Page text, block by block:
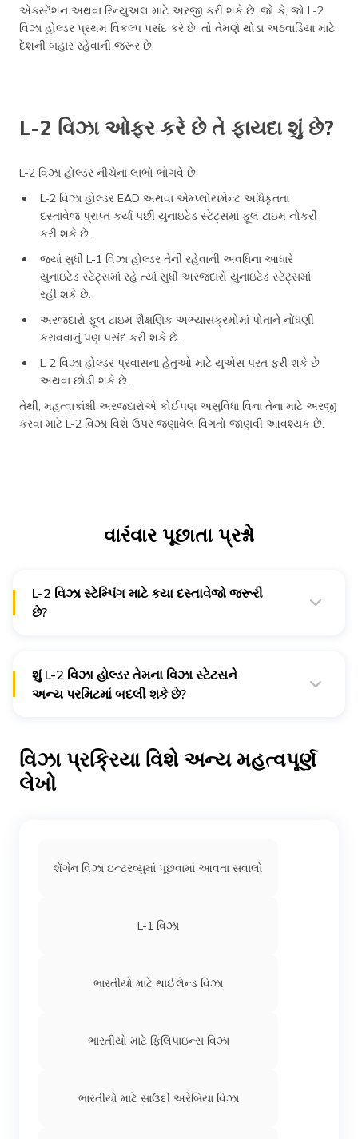
એક્સ્ટેંશન અથવા રિન્યુઅલ માટે અરજી કરી શકે છે. જો કે, જો L-2
વિઝા હોલ્ડર પ્રથમ વિકલ્પ પસંદ કરે છે, તો તેમણે થોડા અઠવાડિયા માટે
દેશની બહાર રહેવાની જરૂર છે.
L-2 વિઝા ઓફર કરે છે તે ફાયદા શું છે?
L-2 વિઝા હોલ્ડર નીચેના લાભો ભોગવે છે:
L-2 વિઝા હોલ્ડર EAD અથવા એમ્પ્લોયમેન્ટ અધિકૃતતા
દસ્તાવેજ પ્રાપ્ત કર્યા પછી યુનાઇટેડ સ્ટેટ્સમાં ફૂલ ટાઇમ નોકરી
કરી શકે છે.
જ્યાં સુધી L-1 વિઝા હોલ્ડર તેની રહેવાની અવધિના આધારે
યુનાઇટેડ સ્ટેટ્સમાં રહે ત્યાં સુધી અરજદારો યુનાઇટેડ સ્ટેટ્સમાં
રહી શકે છે.
અરજદારો ફૂલ ટાઇમ શૈક્ષણિક અભ્યાસક્રમોમાં પોતાને નોંધણી
કરાવવાનું પણ પસંદ કરી શકે છે.
L-2 વિઝા હોલ્ડર પ્રવાસના હેતુઓ માટે યુએસ પરત ફરી શકે છે
અથવા છોડી શકે છે.
તેથી, મહત્વાકાંક્ષી અરજદારોએ કોઈપણ અસુવિધા વિના તેના માટે અરજી
કરવા માટે L-2 વિઝા વિશે ઉપર જણાવેલ વિગતો જાણવી આવશ્યક છે.
વારંવાર પૂછાતા પ્રશ્નો
L-2 વિઝા સ્ટેમ્પિંગ માટે કયા દસ્તાવેજો જરૂરી
છે?
દસ્તાવેજો છે જે અરજદારે L-2 વિઝા સ્ટેમ્પિંગ માટે સબમિટ કરવા
આવશ્યક છે.
શું L-2 વિઝા હોલ્ડર તેમના વિઝા સ્ટેટસને
અન્ય પરમિટમાં બદલી શકે છે?
વિઝા પ્રક્રિયા વિશે અન્ય મહત્વપૂર્ણ
લેખો
શેંગેન વિઝા ઇન્ટરવ્યુમાં પૂછવામાં આવતા સવાલો
L-1 વિઝા
ભારતીયો માટે થાઈલેન્ડ વિઝા
ભારતીયો માટે ફિલિપાઇન્સ વિઝા
ભારતીયો માટે સાઉદી અરેબિયા વિઝા